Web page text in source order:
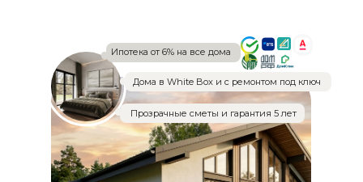
Дома в White Box и с ремонтом под ключ
Прозрачные сметы и гарантия 5 лет
Ипотека от 6% на все дома